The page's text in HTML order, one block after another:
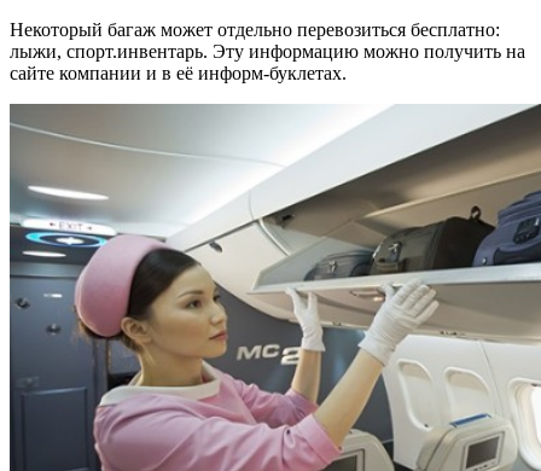
Некоторый багаж может отдельно перевозиться бесплатно:
лыжи, спорт.инвентарь. Эту информацию можно получить на
сайте компании и в её информ-буклетах.